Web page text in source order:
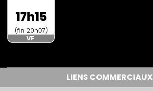
17h15
(fin 20h07)
VF
LIENS COMMERCIAUX